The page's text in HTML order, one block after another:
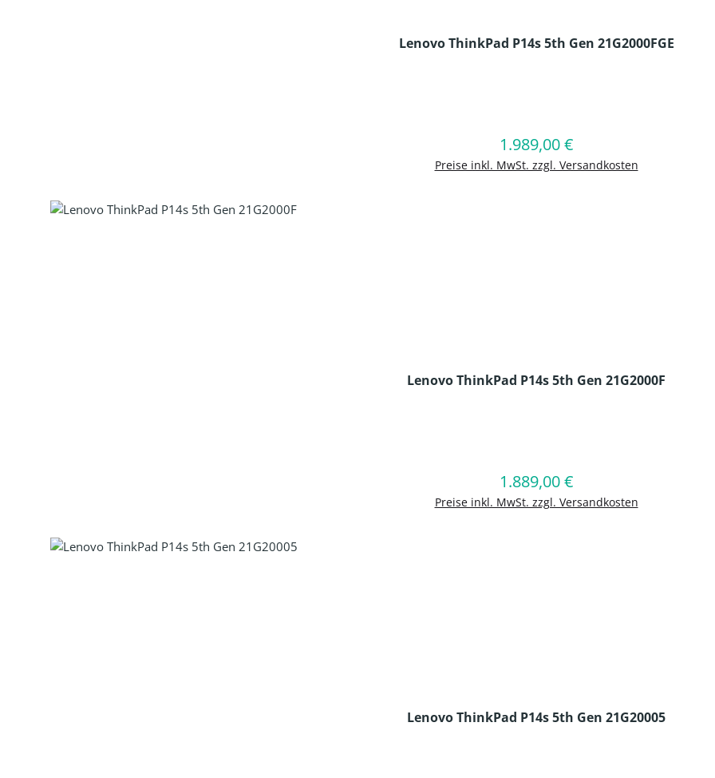
Lenovo ThinkPad P14s 5th Gen 21G2000FGE
Regulärer Preis:
1.989,00 €
Preise inkl. MwSt. zzgl. Versandkosten
In den Warenkorb
Lenovo ThinkPad P14s 5th Gen 21G2000F
Regulärer Preis:
1.889,00 €
Preise inkl. MwSt. zzgl. Versandkosten
In den Warenkorb
Lenovo ThinkPad P14s 5th Gen 21G20005